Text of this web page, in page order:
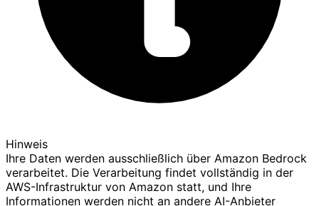
Hinweis
Ihre Daten werden ausschließlich über Amazon Bedrock
verarbeitet. Die Verarbeitung findet vollständig in der
AWS-Infrastruktur von Amazon statt, und Ihre
Informationen werden nicht an andere AI-Anbieter